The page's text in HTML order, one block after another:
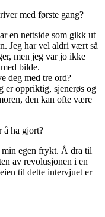
med første gang?
en nettside som gikk ut
Jeg har vel aldri vært så
men jeg var jo ikke
bilde.
deg med tre ord?
er oppriktig, sjenerøs og
den kan ofte være
å ha gjort?
min egen frykt. Å dra til
av revolusjonen i en
til dette intervjuet er